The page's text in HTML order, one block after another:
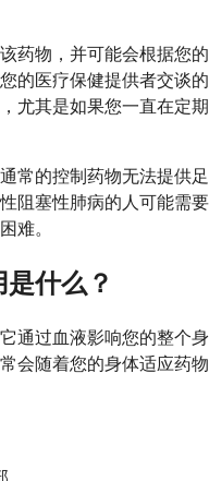
药物，并可能会根据您的
的医疗保健提供者交谈的
尤其是如果您一直在定期
常的控制药物无法提供足
阻塞性肺病的人可能需要
难。
什么？
通过血液影响您的整个身
会随着您的身体适应药物